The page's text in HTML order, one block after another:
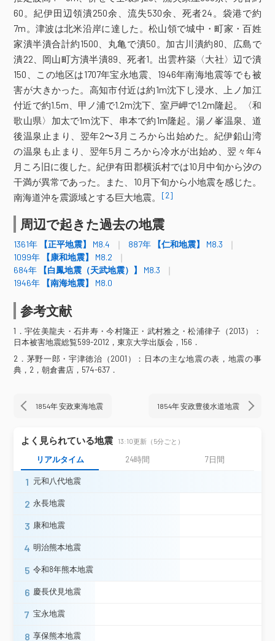
徳島県
吉野川市 小松島市 阿南市 那賀町
香川県
小豆島町 坂出市 丸亀市 多度津町
愛媛県
西条市 今治市 松前町 伊予市
宇和島市
鬼北町
高知県
東洋町 室戸市 奈半利町・田野町
安芸市
香美市 南国市 佐川町
越知町
仁淀川町
津野町 梼原町
中土佐町
四万十町
熊本県
人吉市
大分県
別府市 大分市 臼杵市
震度5弱
岐阜県
大垣市 垂井町
愛知県
名古屋市熱田区
三重県
津市 伊勢市
尾鷲市
京都府
京都市伏見区
大阪府
兵庫県
神戸市 豊岡市 高砂市
奈良県
奈良市 大和郡山市 桜井市 五條市
上北山村
和歌山県
印南町
島根県
松江市
岡山県
備前市 倉敷市
徳島県
東みよし町
香川県
60。紀伊田辺領潰250余、流失530余、死者24。袋港で約
7m。津波は北米沿岸に達した。松山領で城中・町家・百姓
家潰半潰合計約1500、丸亀で潰50。加古川潰約80、広島で
潰22、岡山町方潰半潰89、死者1。出雲杵築〈大社〉辺で潰
150、この地区は1707年宝永地震、1946年南海地震等でも被
害が大きかった。高知市付近は約1m沈下し浸水、上ノ加江
付近で約1.5m、甲ノ浦で1.2m沈下、室戸岬で1.2m隆起。〈和
歌山県〉加太で1m沈下、串本で約1m隆起。湯ノ峯温泉、道
後温泉止まり、翌年2〜3月ころから出始めた。紀伊鉛山湾
の温泉も止まり、翌年5月ころから冷水が出始め、翌々年4
月ころ旧に復した。紀伊有田郡横浜村では10月中旬から汐の
干満が異常であった。また、10月下旬から小地震を感じた。
南海道沖を震源域とする巨大地震。
[2]
周辺で起きた過去の地震
1361年 【正平地震】 M8.4 887年 【仁和地震】
M8.3
1099年
【康和地震】
M8.2
684年
【白鳳地震（天武地震）】
M8.3
1946年
【南海地震】 M8.0
参考文献
1．宇佐美龍夫・石井寿・今村隆正・武村雅之・松浦律子（2013）：
日本被害地震総覧599-2012，東京大学出版会，156．
2．茅野一郎・宇津徳治（2001）：日本の主な地震の表，地震の事
典，2，朝倉書店，574-637．
1854年 安政東海地震 1854年 安政豊後水道地震
よく見られている地震 13:10更新（5分ごと）
リアルタイム 24時間 7日間
1 元和八代地震
2 永長地震
3 康和地震
4 明治熊本地震
5 令和8年熊本地震
6 慶長伏見地震
7 宝永地震
8 享保熊本地震